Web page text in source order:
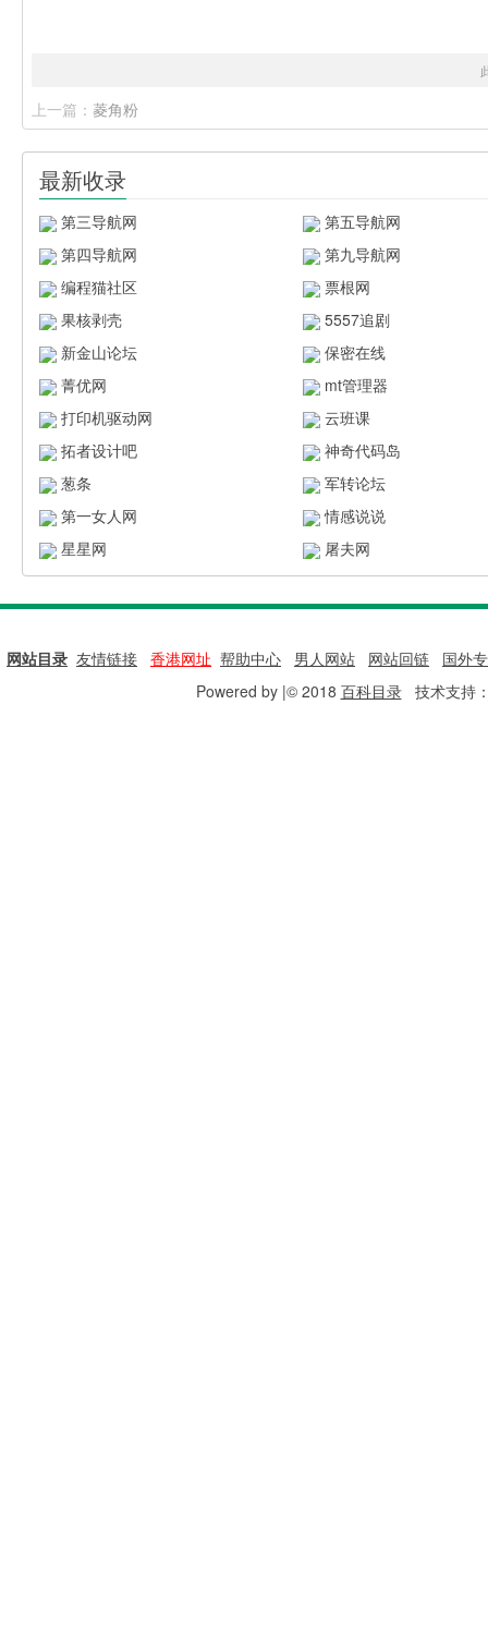
上一篇： 菱角粉
最新收录
第三导航网
第五导航网
第四导航网
第九导航网
编程猫社区
票根网
果核剥壳
5557追剧
新金山论坛
保密在线
菁优网
mt管理器
打印机驱动网
云班课
拓者设计吧
神奇代码岛
葱条
军转论坛
第一女人网
情感说说
星星网
屠夫网
网站目录 友情链接 香港网址 帮助中心 男人网站 网站回链
国外
Powered by |© 2018 百科目录技术支持